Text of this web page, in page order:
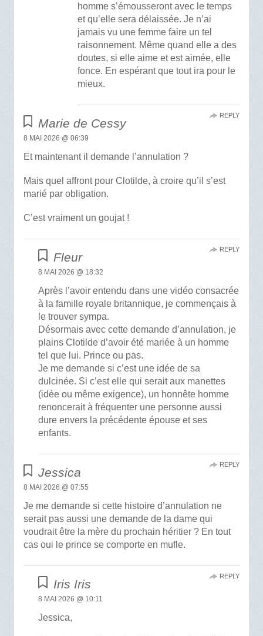
homme s’émousseront avec le temps
et qu’elle sera délaissée. Je n’ai
jamais vu une femme faire un tel
raisonnement. Même quand elle a des
doutes, si elle aime et est aimée, elle
fonce. En espérant que tout ira pour le
mieux.
Marie de Cessy
8 MAI 2026 @ 06:39
Et maintenant il demande l’annulation ?
Mais quel affront pour Clotilde, à croire qu’il s’est
marié par obligation.
C’est vraiment un goujat !
REPLY
Fleur
8 MAI 2026 @ 18:32
Après l’avoir entendu dans une vidéo consacrée
à la famille royale britannique, je commençais à
le trouver sympa.
Désormais avec cette demande d’annulation, je
plains Clotilde d’avoir été mariée à un homme
tel que lui. Prince ou pas.
Je me demande si c’est une idée de sa
dulcinée. Si c’est elle qui serait aux manettes
(idée ou même exigence), un honnête homme
renoncerait à fréquenter une personne aussi
dure envers la précédente épouse et ses
enfants.
REPLY
Jessica
8 MAI 2026 @ 07:55
Je me demande si cette histoire d’annulation ne
serait pas aussi une demande de la dame qui
voudrait être la mère du prochain héritier ? En tout
cas oui le prince se comporte en mufle.
REPLY
Iris Iris
8 MAI 2026 @ 10:11
Jessica,
REPLY